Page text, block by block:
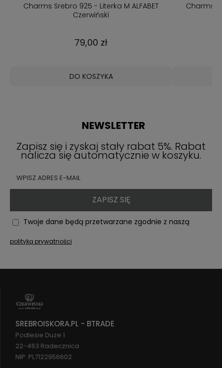
Charms Srebro 925 - Literka M ALFABET
Czerwiński
79,00 zł
DO KOSZYKA
Charms
NEWSLETTER
Zapisz się i zyskaj stały rabat 5%. Rabat
nalicza się automatycznie w koszyku.
ZAPISZ SIĘ
Twoje dane będą przetwarzane zgodnie z naszą
polityką prywatności
SREBROISKORA.PL - BTRADE
Podlesie Duze 1
22-463 Radecznica
NIP: PL7122956602